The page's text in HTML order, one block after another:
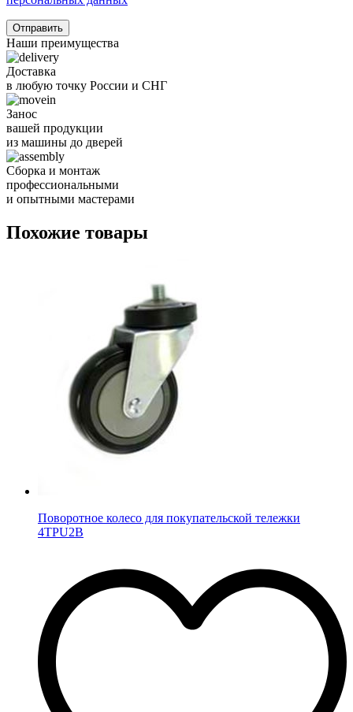
Отправить
Наши преимущества
Доставка
в любую точку России и СНГ
Занос
вашей продукции
из машины до дверей
Сборка и монтаж
профессиональными
и опытными мастерами
Похожие товары
Поворотное колесо для покупательской тележки
4TPU2B